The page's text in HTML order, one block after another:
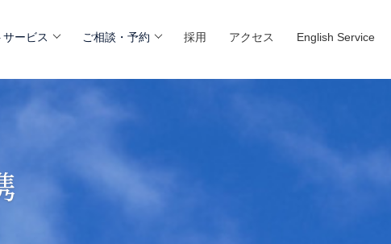
ービス ご相談・予約 採用 アクセス English Service